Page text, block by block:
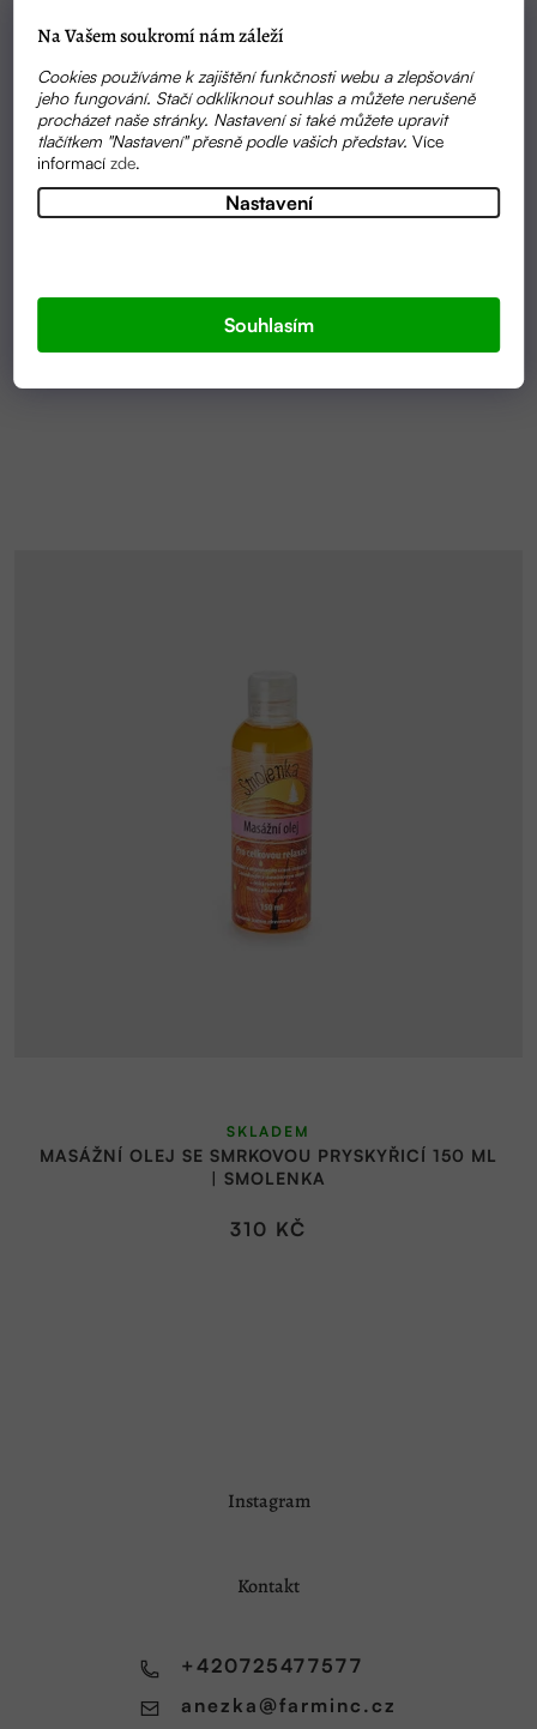
Na Vašem soukromí nám záleží
Cookies používáme k zajištění funkčnosti webu a zlepšování
jeho fungování. Stačí odkliknout souhlas a můžete nerušeně
procházet naše stránky. Nastavení si také můžete upravit
tlačítkem "Nastavení" přesně podle vašich představ.Více
informacízde.
Nastavení
Souhlasím
MASÁŽNÍ OLEJ SE SMRKOVOU PRYSKYŘICÍ 150 ML
| SMOLENKA
SKLADEM
310 KČ
Instagram
Kontakt
anezka @farminc.cz
+420725477577